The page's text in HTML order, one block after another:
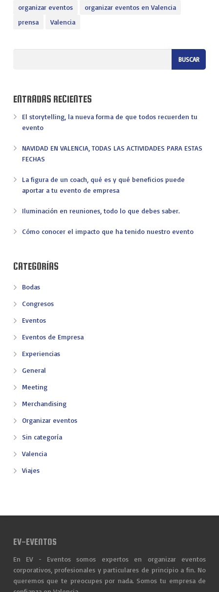
organizar eventos
organizar eventos en Valencia
prensa
Valencia
ENTRADAS RECIENTES
El storytelling, la nueva forma de que todos recuerden tu
evento
NAVIDAD EN VALENCIA, TODAS LAS ACTIVIDADES PARA ESTAS
FECHAS
La figura de un coach, qué es y qué beneficios puede
aportar a tu evento de empresa
Iluminación en reuniones, todo lo que debes saber.
Cómo conocer el impacto que ha tenido nuestro evento
CATEGORÍAS
Bodas
Congresos
Eventos
Eventos de Empresa
Experiencias
General
Meeting
Merchandising
Organizar eventos
Sin categoría
Valencia
Viajes
EV-EVENTOS
En EV - Eventos somos expertos en organizar eventos
corporativos, profesionales y particulares de principio a fin. No
queremos que te preocupes por nada. Somos tu empresa de